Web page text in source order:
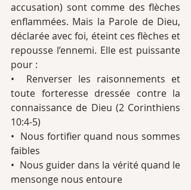
accusation) sont comme des flèches
enflammées. Mais la Parole de Dieu,
déclarée avec foi, éteint ces flèches et
repousse l’ennemi. Elle est puissante
pour :
•  Renverser les raisonnements et
toute forteresse dressée contre la
connaissance de Dieu (2 Corinthiens
10:4-5)
•  Nous fortifier quand nous sommes
faibles
•  Nous guider dans la vérité quand le
mensonge nous entoure